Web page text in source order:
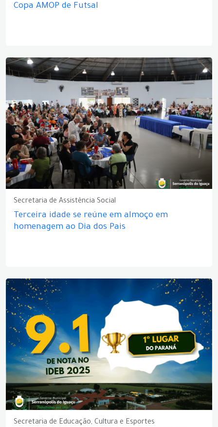
Copa AMOP de Futsal
Secretaria de Assistência Social
Terceira idade se reúne em almoço em
homenagem ao Dia dos Pais
Secretaria de Educação, Cultura e Esportes